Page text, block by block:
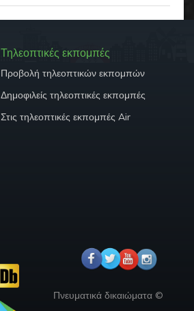
Τηλεοπτικές εκπομπές
Προβολή τηλεοπτικών εκπομπών
Δημοφιλείς τηλεοπτικές εκπομπές
Στις τηλεοπτικές εκπομπές Air
Πνευματικά δικαιώματα ©